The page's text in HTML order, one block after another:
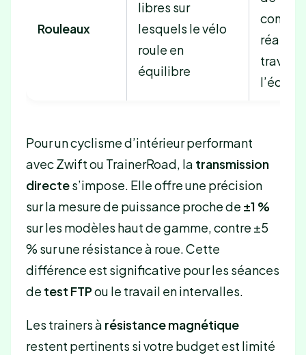
Rouleaux
libres sur
lesquels le vélo
roule en
équilibre
travail
Pour un cyclisme d’intérieur performant
avec Zwift ou TrainerRoad, la transmission
directes’impose. Elle offre une précision
sur la mesure de puissance proche de ±1 %
sur les modèles haut de gamme, contre ±5
% sur une résistance à roue. Cette
différence est significative pour les séances
de test FTPou le travail en intervalles.
Les trainers à résistance magnétique
restent pertinents si votre budget est limité